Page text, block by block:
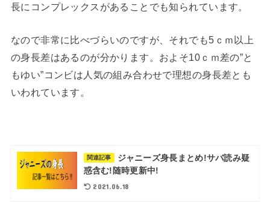
長にコンプレックスがあることでも知られています。
なので非常に比べづらいのですが、それでも5ｃｍ以上
の身長差はあるのが分かります。およそ10ｃｍ差の”と
もゆい”コンビは人気の組み合わせで理想の身長差とも
いわれています。
関連記事
ジャニーズ身長まとめ!サバ読み疑
惑含む!随時更新中!
2021.06.18